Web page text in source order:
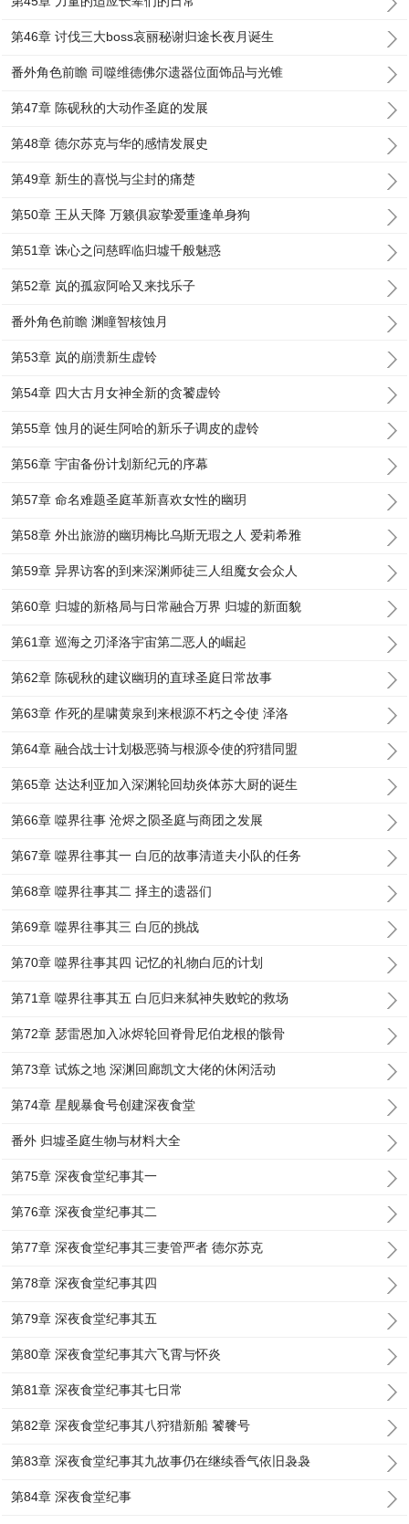
第46章 讨伐三大boss哀丽秘谢归途长夜月诞生
番外角色前瞻 司噬维德佛尔遗器位面饰品与光锥
第47章 陈砚秋的大动作圣庭的发展
第48章 德尔苏克与华的感情发展史
第49章 新生的喜悦与尘封的痛楚
第50章 王从天降 万籁俱寂挚爱重逢单身狗
第51章 诛心之问慈晖临归墟千般魅惑
第52章 岚的孤寂阿哈又来找乐子
番外角色前瞻 渊瞳智核蚀月
第53章 岚的崩溃新生虚铃
第54章 四大古月女神全新的贪饕虚铃
第55章 蚀月的诞生阿哈的新乐子调皮的虚铃
第56章 宇宙备份计划新纪元的序幕
第57章 命名难题圣庭革新喜欢女性的幽玥
第58章 外出旅游的幽玥梅比乌斯无瑕之人 爱莉希雅
第59章 异界访客的到来深渊师徒三人组魔女会众人
第60章 归墟的新格局与日常融合万界 归墟的新面貌
第61章 巡海之刃泽洛宇宙第二恶人的崛起
第62章 陈砚秋的建议幽玥的直球圣庭日常故事
第63章 作死的星啸黄泉到来根源不朽之令使 泽洛
第64章 融合战士计划极恶骑与根源令使的狩猎同盟
第65章 达达利亚加入深渊轮回劫炎体苏大厨的诞生
第66章 噬界往事 沧烬之陨圣庭与商团之发展
第67章 噬界往事其一 白厄的故事清道夫小队的任务
第68章 噬界往事其二 择主的遗器们
第69章 噬界往事其三 白厄的挑战
第70章 噬界往事其四 记忆的礼物白厄的计划
第71章 噬界往事其五 白厄归来弑神失败蛇的救场
第72章 瑟雷恩加入冰烬轮回脊骨尼伯龙根的骸骨
第73章 试炼之地 深渊回廊凯文大佬的休闲活动
第74章 星舰暴食号创建深夜食堂
番外 归墟圣庭生物与材料大全
第75章 深夜食堂纪事其一
第76章 深夜食堂纪事其二
第77章 深夜食堂纪事其三妻管严者 德尔苏克
第78章 深夜食堂纪事其四
第79章 深夜食堂纪事其五
第80章 深夜食堂纪事其六飞霄与怀炎
第81章 深夜食堂纪事其七日常
第82章 深夜食堂纪事其八狩猎新船 饕餮号
第83章 深夜食堂纪事其九故事仍在继续香气依旧袅袅
第84章 深夜食堂纪事